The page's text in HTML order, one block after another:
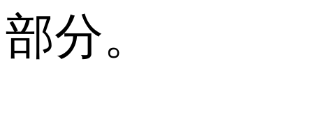
部分。